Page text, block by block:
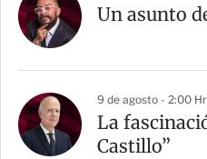
Un asunto
9 de agosto - 2:00
La
Castillo”